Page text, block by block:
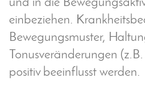
und in die
einbeziehen.
Bewegungsmuster,
Tonusveränderungen
positiv beeinflusst werden.